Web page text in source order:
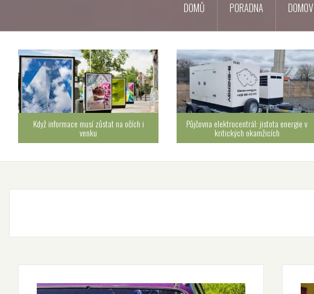
DOMŮ PORADNA DOMOV
Když informace musí zůstat na očích i
venku
Půjčovna elektrocentrál: jistota energie v
kritických okamžicích